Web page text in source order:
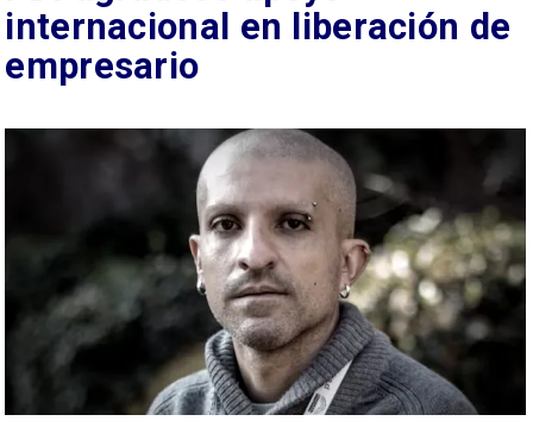
internacional en liberación de
empresario